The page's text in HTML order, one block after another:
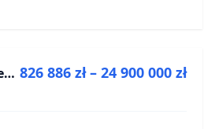
Przystań Królewiecka III- lokale usługowe 826 886 zł – 24 900 000 zł